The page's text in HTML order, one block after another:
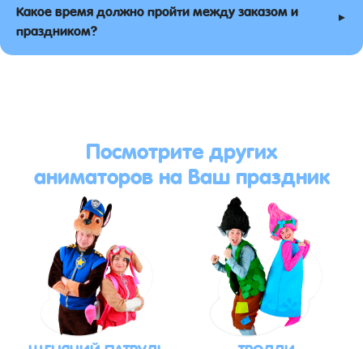
Какое время должно пройти между заказом и
праздником?
▸
Посмотрите других
аниматоров на Ваш праздник